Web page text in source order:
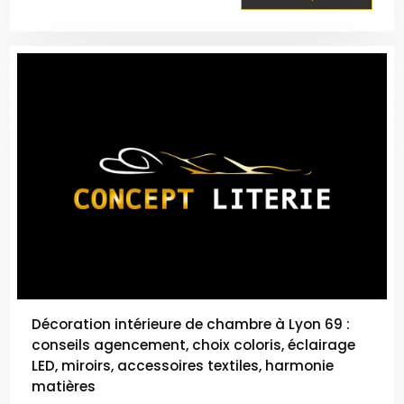
Décoration intérieure de chambre à Lyon 69 :
conseils agencement, choix coloris, éclairage
LED, miroirs, accessoires textiles, harmonie
matières